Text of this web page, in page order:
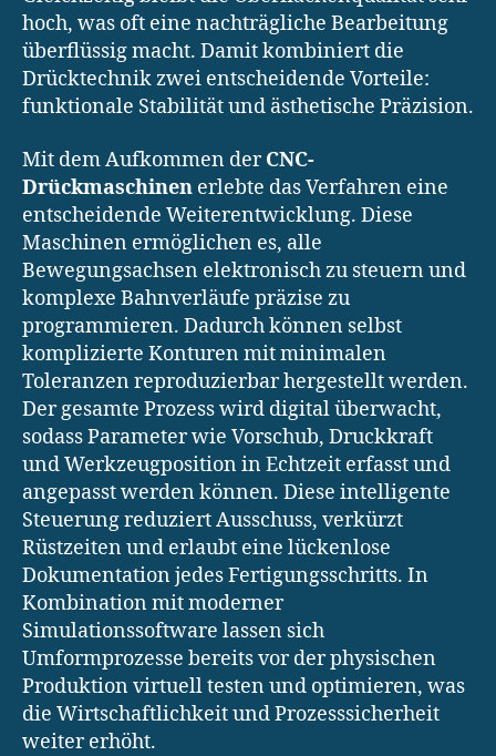
hoch, was oft eine nachträgliche Bearbeitung
überflüssig macht. Damit kombiniert die
Drücktechnik zwei entscheidende Vorteile:
funktionale Stabilität und ästhetische Präzision.
Mit dem Aufkommen derCNC-
Drückmaschinen erlebte das Verfahren eine
entscheidende Weiterentwicklung. Diese
Maschinen ermöglichen es, alle
Bewegungsachsen elektronisch zu steuern und
komplexe Bahnverläufe präzise zu
programmieren. Dadurch können selbst
komplizierte Konturen mit minimalen
Toleranzen reproduzierbar hergestellt werden.
Der gesamte Prozess wird digital überwacht,
sodass Parameter wie Vorschub, Druckkraft
und Werkzeugposition in Echtzeit erfasst und
angepasst werden können. Diese intelligente
Steuerung reduziert Ausschuss, verkürzt
Rüstzeiten und erlaubt eine lückenlose
Dokumentation jedes Fertigungsschritts. In
Kombination mit moderner
Simulationssoftware lassen sich
Umformprozesse bereits vor der physischen
Produktion virtuell testen und optimieren, was
die Wirtschaftlichkeit und Prozesssicherheit
weiter erhöht.